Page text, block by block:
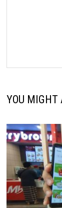
YOU MIGHT